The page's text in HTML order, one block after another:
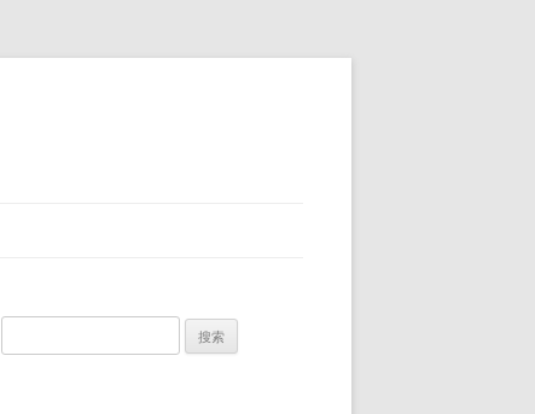
索：